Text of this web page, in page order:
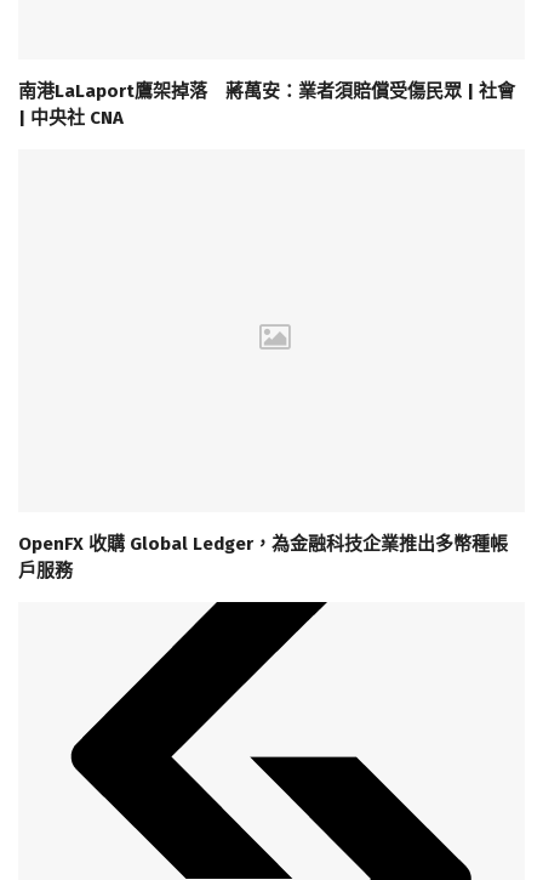
南港LaLaport鷹架掉落 蔣萬安：業者須賠償受傷民眾 | 社會
| 中央社 CNA
OpenFX 收購 Global Ledger，為金融科技企業推出多幣種帳
戶服務